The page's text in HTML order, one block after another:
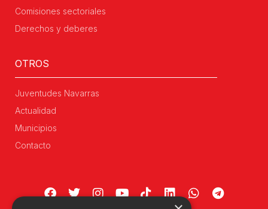
Comisiones sectoriales
Derechos y deberes
OTROS
Juventudes Navarras
Actualidad
Municipios
Contacto